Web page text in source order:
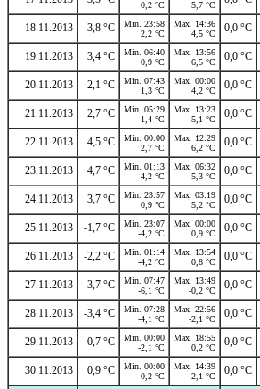
0,2 °C
5,7 °C
18.11.2013 3,8 °C
Min. 23:58
2,2 °C
Max. 14:36
4,5 °C
0,0 °C
19.11.2013 3,4 °C
Min. 06:40
0,9 °C
Max. 13:56
6,5 °C
0,0 °C
20.11.2013 2,1 °C
Min. 07:43
1,3 °C
Max. 00:00
4,2 °C
0,0 °C
21.11.2013 2,7 °C
Min. 05:29
1,4 °C
Max. 13:23
5,1 °C
0,0 °C
22.11.2013 4,5 °C
Min. 00:00
2,7 °C
Max. 12:29
6,2 °C
0,0 °C
23.11.2013 4,7 °C
Min. 01:13
4,2 °C
Max. 06:32
5,3 °C
0,0 °C
24.11.2013 3,7 °C
Min. 23:57
0,9 °C
Max. 03:19
5,2 °C
0,0 °C
25.11.2013 -1,7 °C
Min. 23:07
-4,2 °C
Max. 00:00
0,9 °C
0,0 °C
26.11.2013 -2,2 °C
Min. 01:14
-4,2 °C
Max. 13:54
0,8 °C
0,0 °C
27.11.2013 -3,7 °C
Min. 07:47
-6,1 °C
Max. 13:49
-0,2 °C
0,0 °C
28.11.2013 -3,4 °C
Min. 07:28
-4,1 °C
Max. 22:56
-2,1 °C
0,0 °C
29.11.2013 -0,7 °C
Min. 00:00
-2,1 °C
Max. 18:55
0,2 °C
0,0 °C
30.11.2013 0,9 °C
Min. 00:00
0,2 °C
Max. 14:39
2,1 °C
0,0 °C